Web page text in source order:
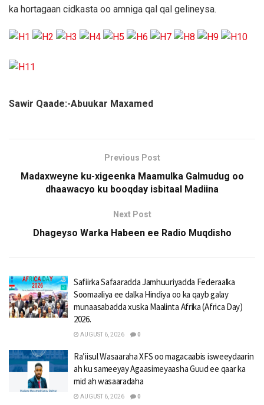
ka hortagaan cidkasta oo amniga qal qal gelineysa.
Sawir Qaade:-Abuukar Maxamed
Previous Post
Madaxweyne ku-xigeenka Maamulka Galmudug oo
dhaawacyo ku booqday isbitaal Madiina
Next Post
Dhageyso Warka Habeen ee Radio Muqdisho
Safiirka Safaaradda Jamhuuriyadda Federaalka
Soomaaliya ee dalka Hindiya oo ka qayb galay
munaasabadda xuska Maalinta Afrika (Africa Day)
2026.
AUGUST 6, 2026 0
Ra’iisul Wasaaraha XFS oo magacaabis isweeydaarin
ah ku sameeyay Agaasimeyaasha Guud ee qaar ka
mid ah wasaaradaha
AUGUST 6, 2026 0